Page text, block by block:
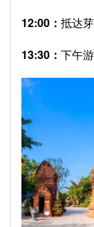
12:00： 抵达
13:30 ： 下午